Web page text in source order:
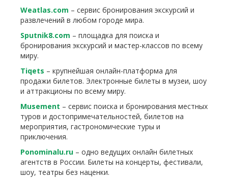
Weatlas.com – сервис бронирования экскурсий и
развлечений в любом городе мира.
Sputnik8.com – площадка для поиска и
бронирования экскурсий и мастер-классов по всему
миру.
Tiqets – крупнейшая онлайн-платформа для
продажи билетов. Электронные билеты в музеи, шоу
и аттракционы по всему миру.
Musement – сервис поиска и бронирования местных
туров и достопримечательностей, билетов на
мероприятия, гастрономические туры и
приключения.
Ponominalu.ru – одно ведущих онлайн билетных
агентств в России. Билеты на концерты, фестивали,
шоу, театры без наценки.